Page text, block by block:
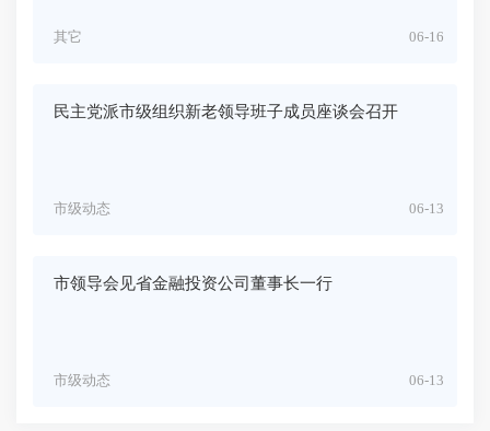
06-16
其它
民主党派市级组织新老领导班子成员座谈会召开
06-13
市级动态
市领导会见省金融投资公司董事长一行
06-13
市级动态